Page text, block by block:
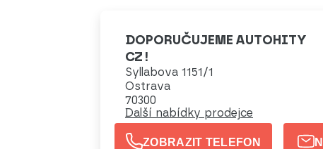
DOPORUČUJEME AUTOHITY
CZ !
Syllabova 1151/1
Ostrava
70300
Další nabídky prodejce
ZOBRAZIT TELEFON